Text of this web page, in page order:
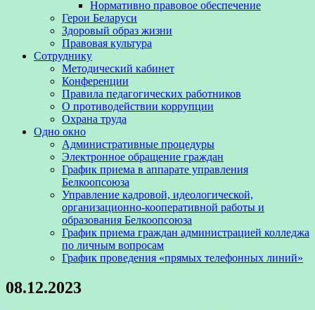
Нормативно правовое обеспечение
Герои Беларуси
Здоровый образ жизни
Правовая культура
Сотруднику
Методический кабинет
Конференции
Правила педагогических работников
О противодействии коррупции
Охрана труда
Одно окно
Административные процедуры
Электронное обращение граждан
График приема в аппарате управления
Белкоопсоюза
Управление кадровой, идеологической,
организационно-кооперативной работы и
образования Белкоопсоюза
График приема граждан администрацией колледжа
по личным вопросам
График проведения «прямых телефонных линий»
08.12.2023